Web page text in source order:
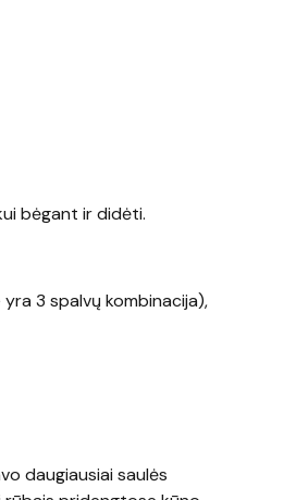
bėgant ir didėti.
3 spalvų kombinacija),
daugiausiai saulės